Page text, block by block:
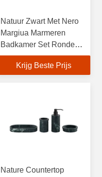
Natuur Zwart Met Nero
Margiua Marmeren
Badkamer Set Ronde
Marmeren Handzeep
Dispenser
Krijg Beste Prijs
Nature Countertop